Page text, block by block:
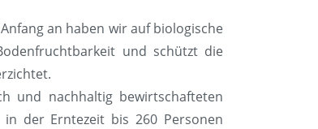
an haben wir auf biologische
und schützt die
und nachhaltig bewirtschafteten
der Erntezeit bis 260 Personen